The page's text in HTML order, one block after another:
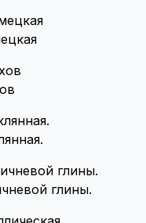
глины.